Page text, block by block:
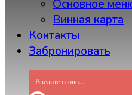
Основное
Винная карта
Контакты
Забронировать